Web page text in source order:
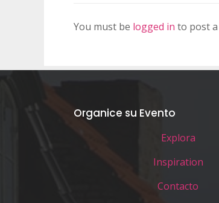
You must be logged in to post
Organice su Evento
Explora
Inspiration
Contacto